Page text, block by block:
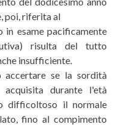
poi, riferita al
in esame pacificamente
risulta del tutto
insufficiente.
accertare se la sordità
durante l'età
difficoltoso il normale
fino al compimento